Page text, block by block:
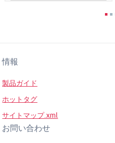
情報
製品ガイド
ホットタグ
サイトマップ.xml
お問い合わせ